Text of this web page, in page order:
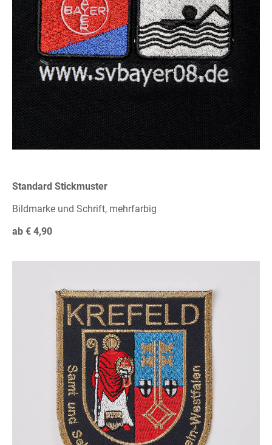
Standard Stickmuster
Bildmarke und Schrift, mehrfarbig
ab € 4,90